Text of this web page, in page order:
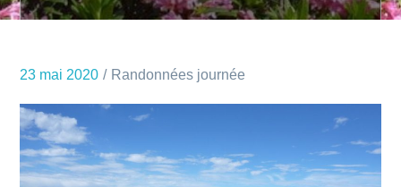
23 mai 2020 Randonnées journée